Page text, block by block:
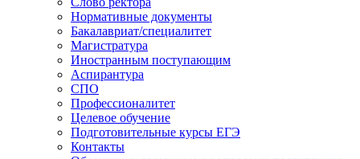
Нормативные документы
Бакалавриат/специалитет
Магистратура
Иностранным поступающим
Аспирантура
СПО
Профессионалитет
Целевое обучение
Подготовительные курсы ЕГЭ
Контакты